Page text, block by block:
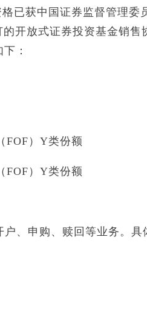
已获中国证券监督管理委
开放式证券投资基金销售
：
FOF）Y类份额
FOF）Y类份额
、申购、赎回等业务。具